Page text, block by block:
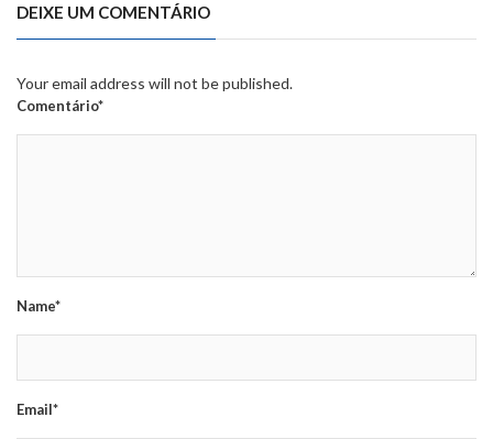
DEIXE UM COMENTÁRIO
Your email address will not be published.
Comentário*
Name*
Email*